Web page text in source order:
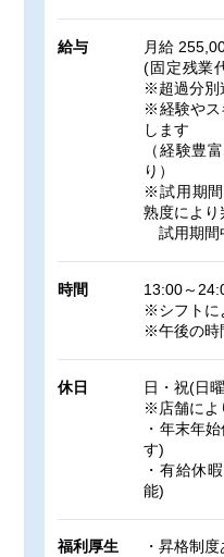
給与
月給
(固定残業
※超過分別
※経験やス
します
（経験豊
り）
※試用期
熟度により
試用期間
時間
13:00～
※シフトに
※午後の時
休日
日・祝(日
※店舗によ
・年末年
す)
・有給休
能)
福利厚生
・昇格制